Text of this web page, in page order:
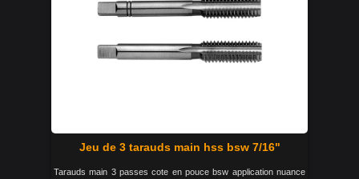
Jeu de 3 tarauds main hss bsw 7/16"
Tarauds main 3 passes cote en pouce bsw application nuance